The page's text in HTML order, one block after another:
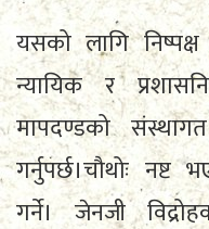
यसको लागि निष्पक्ष
न्यायिक र
मापदण्डको
गर्नुपर्छ।चौथोः
गर्ने। जेनजी